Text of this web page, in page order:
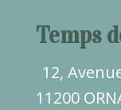
Temps
12,
11200